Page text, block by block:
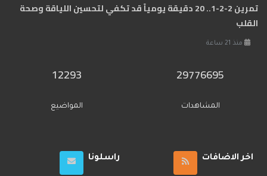
تمرين 2-2-1.. 20 دقيقة يومياً قد تكفي لتحسين اللياقة وصحة
القلب
منذ 21 ساعة
29776695
المشاهدات
12293
المواضيع
اخر الاضافات راسلونا